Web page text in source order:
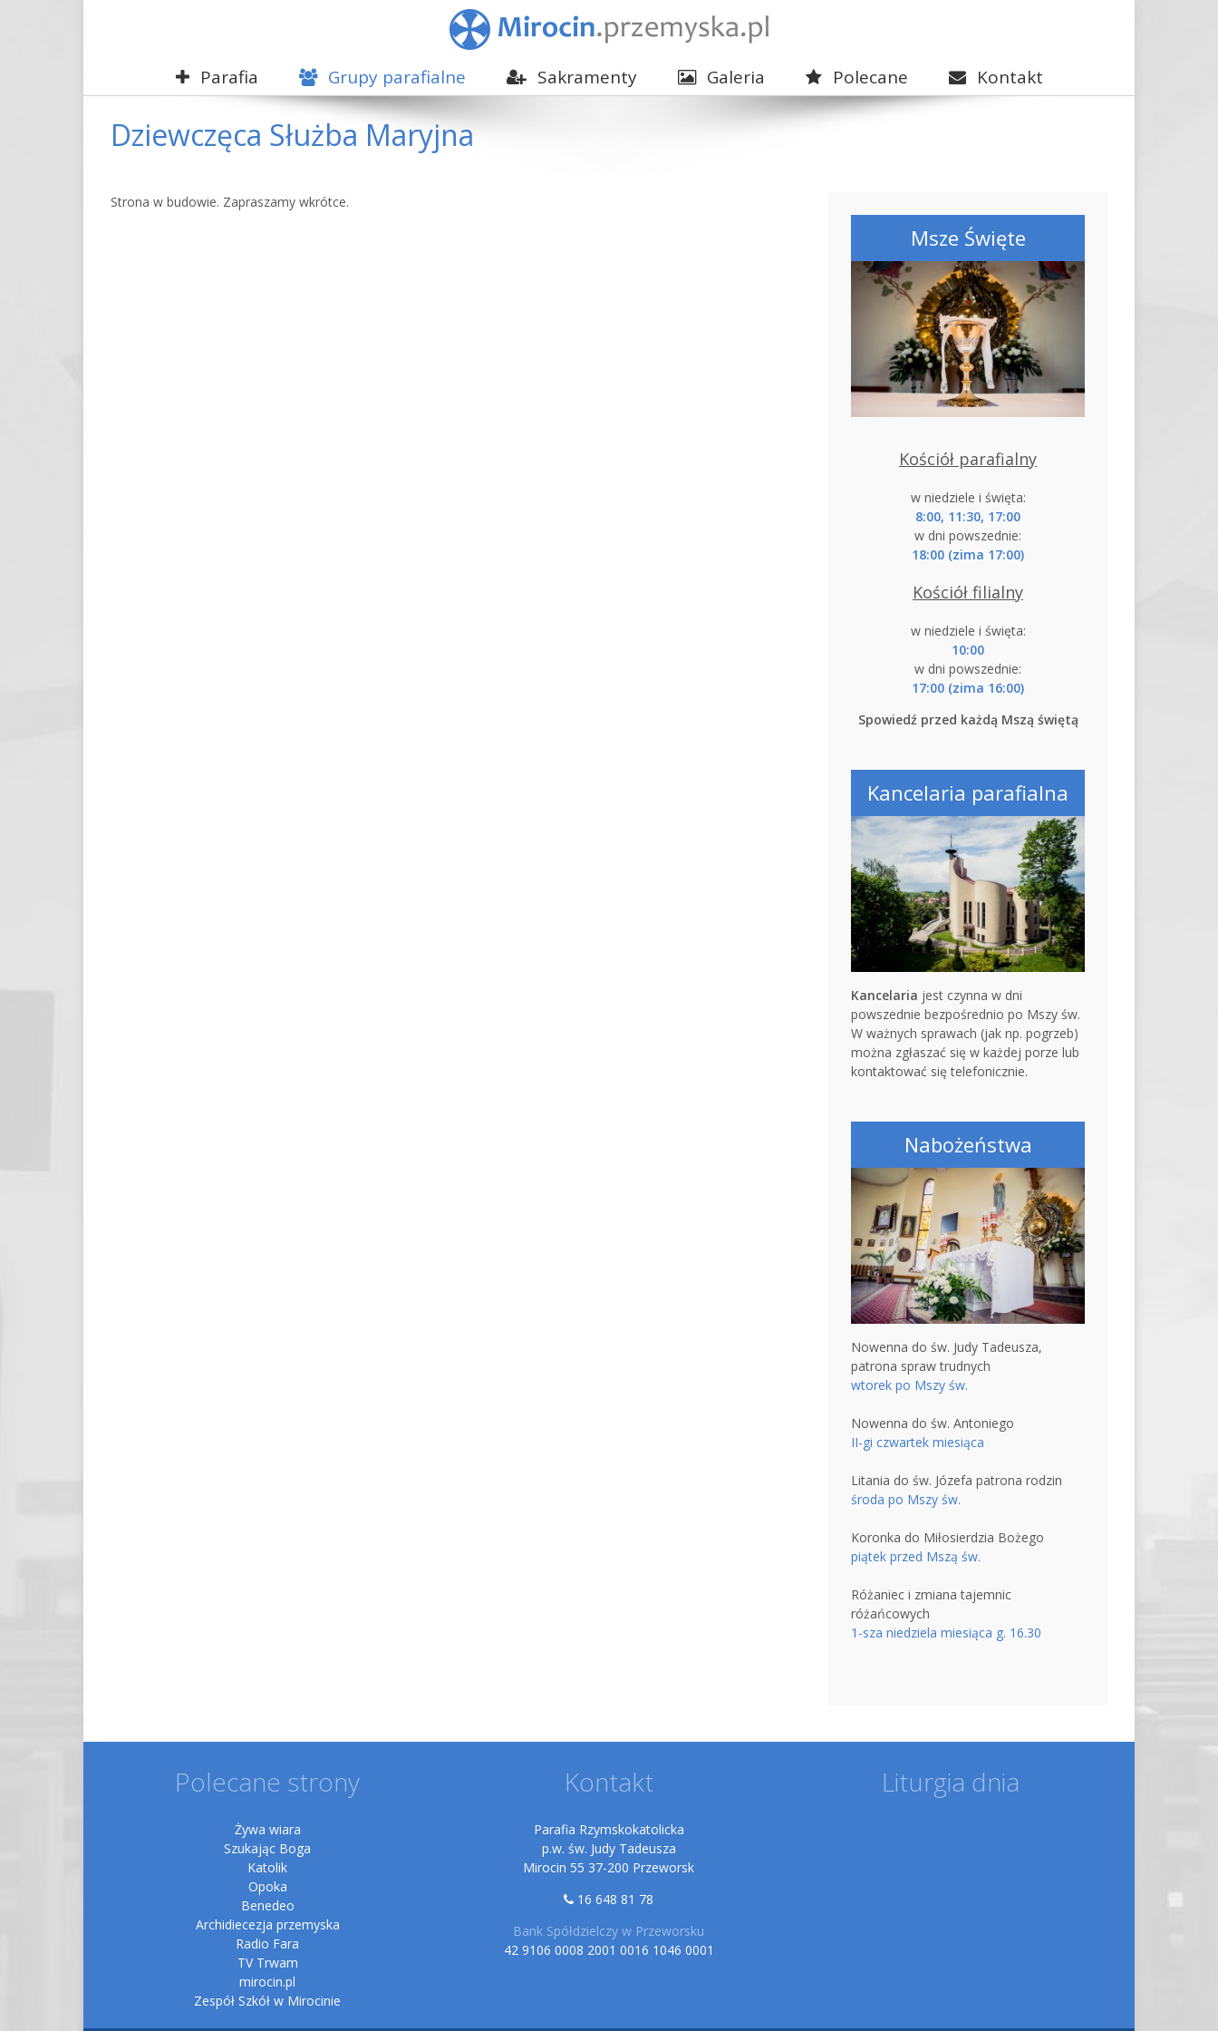
Parafia Grupy parafialne Sakramenty Galeria Polecane Kontakt
Dziewczęca Służba Maryjna
Strona w budowie. Zapraszamy wkrótce.
Msze Święte
Kościół parafialny
w niedziele i święta:
8:00, 11:30, 17:00
w dni powszednie:
18:00 (zima 17:00)
Kościół filialny
w niedziele i święta:
10:00
w dni powszednie:
17:00 (zima 16:00)
Spowiedź przed każdą Mszą świętą
Kancelaria parafialna
Kancelaria jest czynna w dni
powszednie bezpośrednio po Mszy św.
W ważnych sprawach (jak np. pogrzeb)
można zgłaszać się w każdej porze lub
kontaktować się telefonicznie.
Nabożeństwa
Nowenna do św. Judy Tadeusza,
patrona spraw trudnych
wtorek po Mszy św.
Nowenna do św. Antoniego
II-gi czwartek miesiąca
Litania do św. Józefa patrona rodzin
środa po Mszy św.
Koronka do Miłosierdzia Bożego
piątek przed Mszą św.
Różaniec i zmiana tajemnic
różańcowych
1-sza niedziela miesiąca g. 16.30
Polecane strony
Żywa wiara
Szukając Boga
Katolik
Opoka
Benedeo
Archidiecezja przemyska
Radio Fara
TV Trwam
mirocin.pl
Zespół Szkół w Mirocinie
Kontakt
Parafia Rzymskokatolicka
p.w. św. Judy Tadeusza
Mirocin 55 37-200 Przeworsk
16 648 81 78
Bank Spółdzielczy w Przeworsku
42 9106 0008 2001 0016 1046 0001
Liturgia dnia